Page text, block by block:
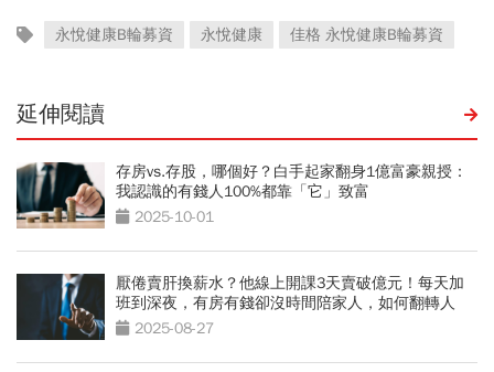
永悅健康B輪募資 永悅健康 佳格 永悅健康B輪募資
延伸閱讀
存房vs.存股，哪個好？白手起家翻身1億富豪親授：
我認識的有錢人100%都靠「它」致富
2025-10-01
厭倦賣肝換薪水？他線上開課3天賣破億元！每天加
班到深夜，有房有錢卻沒時間陪家人，如何翻轉人
生？2025-08-27